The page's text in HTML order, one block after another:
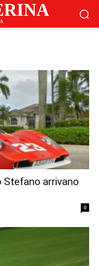
Stefano arrivano
0